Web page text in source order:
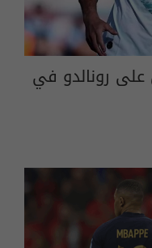
على رونالدو في